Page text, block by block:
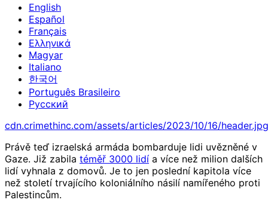
English
Español
Français
Ελληνικά
Magyar
Italiano
한국어
Português Brasileiro
Русский
cdn.crimethinc.com/assets/articles/2023/10/16/header.jpg
Právě teď izraelská armáda bombarduje lidi uvězněné v
Gaze. Již zabila téměř 3000 lidí a více než milion dalších
lidí vyhnala z domovů. Je to jen poslední kapitola více
než století trvajícího koloniálního násilí namířeného proti
Palestincům.